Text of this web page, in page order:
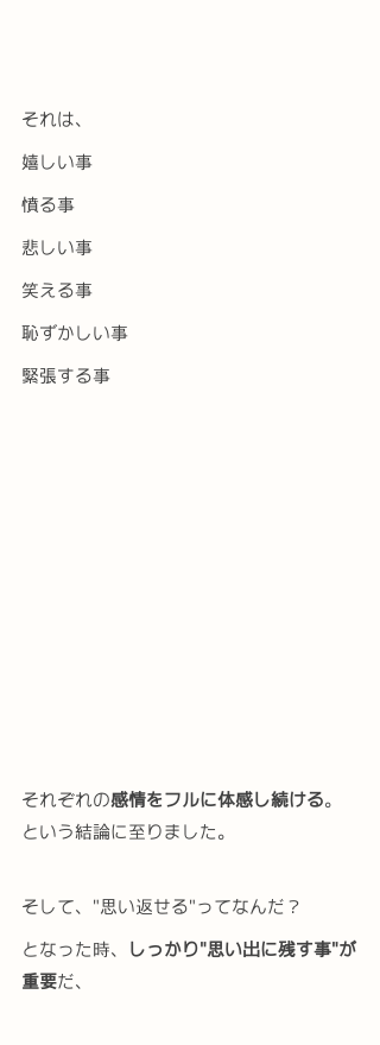
それは、
嬉しい事
憤る事
悲しい事
笑える事
恥ずかしい事
緊張する事
それぞれの感情をフルに体感し続ける。
という結論に至りました。
そして、"思い返せる"ってなんだ？
となった時、
しっかり"思い出に残す事"が
重要だ、